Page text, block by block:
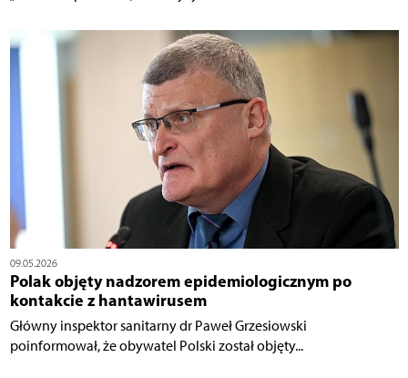
09.05.2026
Polak objęty nadzorem epidemiologicznym po
kontakcie z hantawirusem
Główny inspektor sanitarny dr Paweł Grzesiowski
poinformował, że obywatel Polski został objęty...